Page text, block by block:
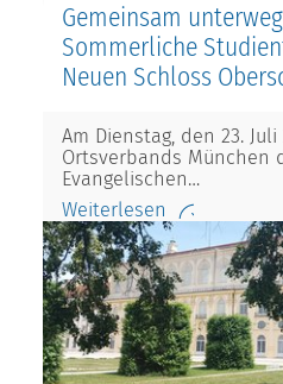
Gemeinsam
Sommerliche
Neuen Schloss
Am Dienstag, den 23.
Ortsverbands München
Evangelischen…
Weiterlesen